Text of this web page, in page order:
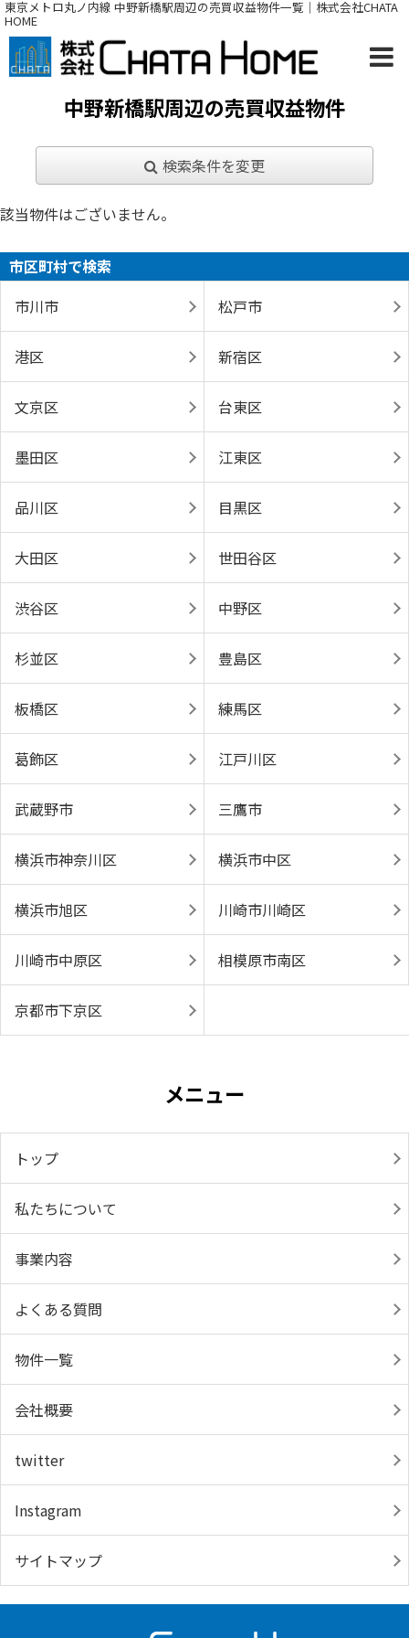
東京メトロ丸ノ内線 中野新橋駅周辺の売買収益物件一覧｜株式会社CHATA
HOME
中野新橋駅周辺の売買収益物件
検索条件を変更
該当物件はございません。
市区町村で検索
市川市
松戸市
港区 新宿区
文京区 台東区
墨田区 江東区
品川区 目黒区
大田区 世田谷区
渋谷区 中野区
杉並区 豊島区
板橋区 練馬区
葛飾区 江戸川区
武蔵野市 三鷹市
横浜市神奈川区 横浜市中区
横浜市旭区 川崎市川崎区
川崎市中原区 相模原市南区
京都市下京区
メニュー
トップ
私たちについて
事業内容
よくある質問
物件一覧
会社概要
twitter
Instagram
サイトマップ